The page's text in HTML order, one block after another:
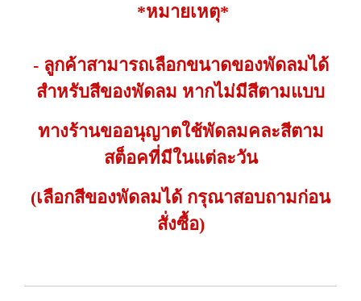
*หมายเหตุ*
- ลูกค้าสามารถเลือกขนาดของพัดลมได้
สำหรับสีของพัดลม หากไม่มีสีตามแบบ
ทางร้านขออนุญาตใช้พัดลมคละสีตาม
สต็อคที่มีในแต่ละวัน
(เลือกสีของพัดลมได้ กรุณาสอบถามก่อน
สั่งซื้อ)